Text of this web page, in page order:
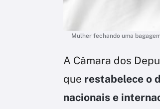
Mulher fechando uma
A Câmara dos
que restabelece o
nacionais e